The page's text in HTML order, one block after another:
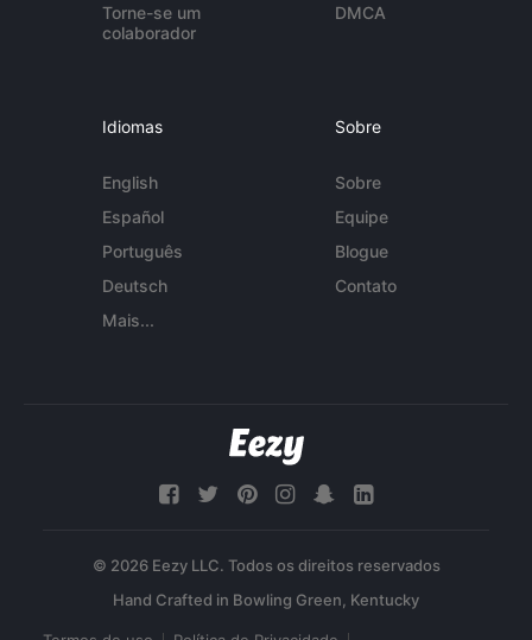
Torne-se um
colaborador
DMCA
Idiomas
English
Español
Português
Deutsch
Mais...
Sobre
Sobre
Equipe
Blogue
Contato
© 2026 Eezy LLC. Todos os direitos reservados